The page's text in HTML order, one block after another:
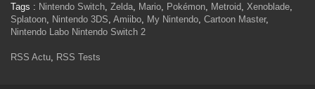
Tags : Nintendo Switch, Zelda, Mario, Pokémon, Metroid, Xenoblade,
Splatoon, Nintendo 3DS, Amiibo, My Nintendo, Cartoon Master,
Nintendo Labo Nintendo Switch 2
RSS Actu, RSS Tests